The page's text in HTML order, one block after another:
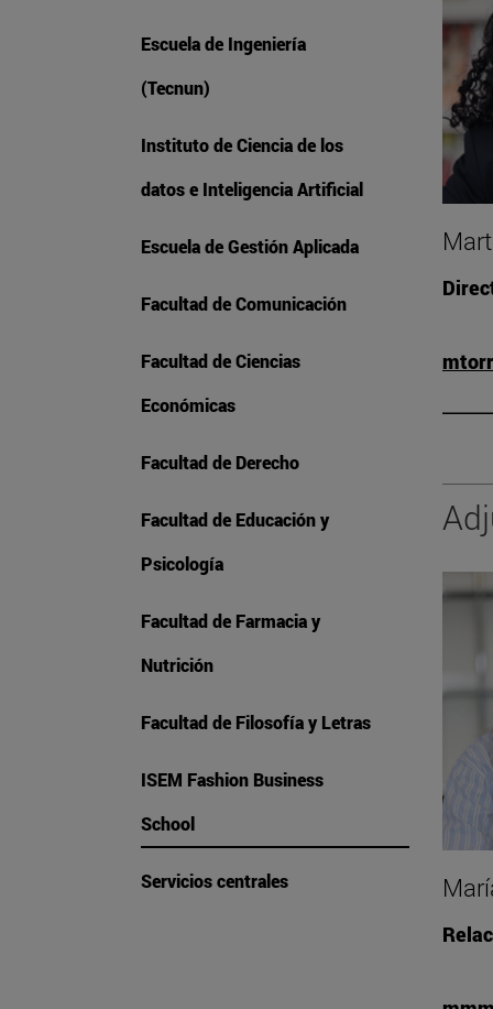
Escuela de Ingeniería
(Tecnun)
Instituto de Ciencia de los
datos e Inteligencia Artificial
Escuela de Gestión Aplicada
Facultad de Comunicación
Facultad de Ciencias
Económicas
Facultad de Derecho
Facultad de Educación y
Psicología
Facultad de Farmacia y
Nutrición
Facultad de Filosofía y Letras
ISEM Fashion Business
School
Servicios centrales